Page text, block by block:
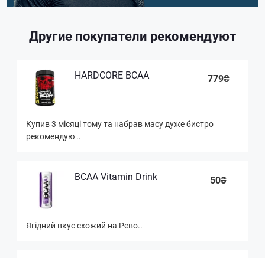
Другие покупатели рекомендуют
HARDCORE BCAA 779₴
Купив 3 місяці тому та набрав масу дуже бистро
рекомендую ..
BCAA Vitamin Drink 50₴
Ягідний вкус схожий на Рево..